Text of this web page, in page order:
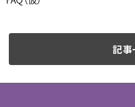
記事